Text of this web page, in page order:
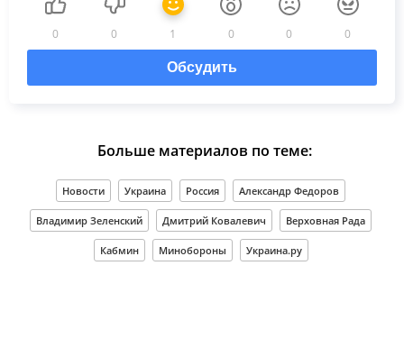
0 0 1 0 0 0
Обсудить
Больше материалов по теме:
Новости Украина Россия Александр Федоров
Владимир Зеленский Дмитрий Ковалевич Верховная Рада
Кабмин Минобороны Украина.ру